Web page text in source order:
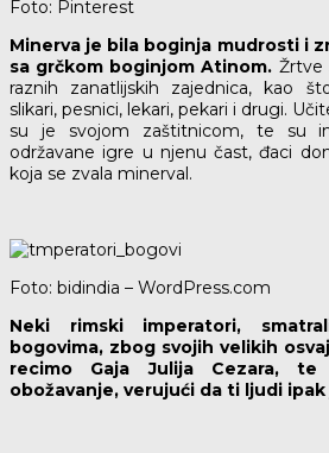
Foto: Pinterest
Minerva je bila boginja mudrosti i
sa grčkom boginjom Atinom. Žrtve
raznih zanatlijskih zajednica, kao
slikari, pesnici, lekari, pekari i drugi.
su je svojom zaštitnicom, te su
održavane igre u njenu čast, đaci
koja se zvala minerval.
Foto: bidindia – WordPress.com
Neki rimski imperatori,
bogovima, zbog svojih velikih
recimo Gaja Julija Cezara,
obožavanje, verujući da ti ljudi